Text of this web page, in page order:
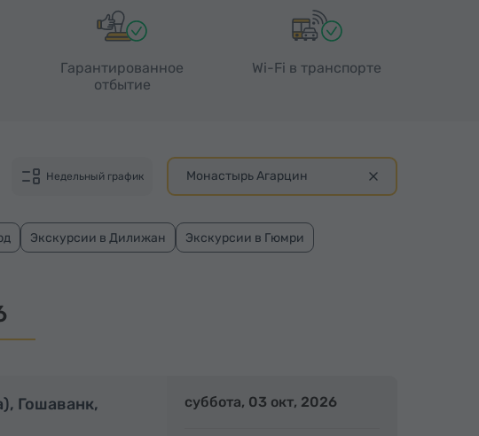
Гарантированное
отбытие
Wi-Fi в транспорте
Монастырь Агарцин
Недельный график
Экскурсии в Дилижан
Экскурсии в Гюмри
Полный день Полный день
Гошаванк,
суббота, 03 окт, 2026